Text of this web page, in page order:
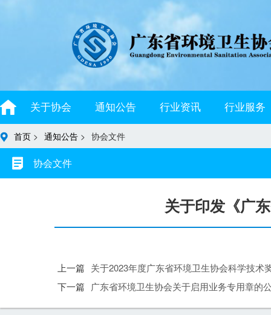
关于协会 通知公告 行业资讯 行业服务
首页 > 通知公告 > 协会文件
协会文件
关于印发《广
上一篇 关于2023年度广东省环境卫生协会科学技术
下一篇
广东省环境卫生协会关于启用业务专用章的